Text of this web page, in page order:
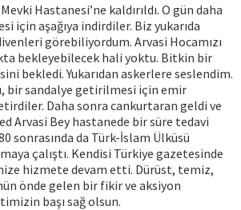
Hastanesi’ne kaldırıldı. O gün daha
için aşağıya indirdiler. Biz yukarıda
görebiliyordum. Arvasi Hocamızı
bekleyebilecek hali yoktu. Bitkin bir
bekledi. Yukarıdan askerlere seslendim.
bir sandalye getirilmesi için emir
Daha sonra cankurtaran geldi ve
Arvasi Bey hastanede bir süre tedavi
sonrasında da Türk-İslam Ülküsü
çalıştı. Kendisi Türkiye gazetesinde
hizmete devam etti. Dürüst, temiz,
önde gelen bir fikir ve aksiyon
başı sağ olsun.